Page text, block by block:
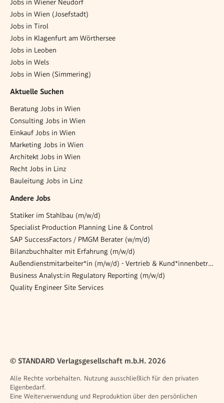
Jobs in Wiener Neudorf
Jobs in Wien (Josefstadt)
Jobs in Tirol
Jobs in Klagenfurt am Wörthersee
Jobs in Leoben
Jobs in Wels
Jobs in Wien (Simmering)
Aktuelle Suchen
Beratung Jobs in Wien
Consulting Jobs in Wien
Einkauf Jobs in Wien
Marketing Jobs in Wien
Architekt Jobs in Wien
Recht Jobs in Linz
Bauleitung Jobs in Linz
Andere Jobs
Statiker im Stahlbau (m/w/d)
Specialist Production Planning Line & Control
SAP SuccessFactors / PMGM Berater (w/m/d)
Bilanzbuchhalter mit Erfahrung (m/w/d)
Außendienstmitarbeiter*in (m/w/d) - Vertrieb & Kund*innenbetreuung
Business Analyst:in Regulatory Reporting (m/w/d)
Quality Engineer Site Services
© STANDARD Verlagsgesellschaft m.b.H. 2026
Alle Rechte vorbehalten. Nutzung ausschließlich für den privaten
Eigenbedarf.
Eine Weiterverwendung und Reproduktion über den persönlichen